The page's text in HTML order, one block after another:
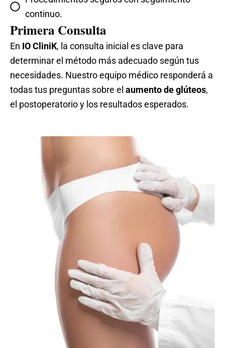
continuo.
Primera Consulta
En IO CliniK, la consulta inicial es clave para
determinar el método más adecuado según tus
necesidades. Nuestro equipo médico responderá a
todas tus preguntas sobre el aumento de glúteos,
el postoperatorio y los resultados esperados.